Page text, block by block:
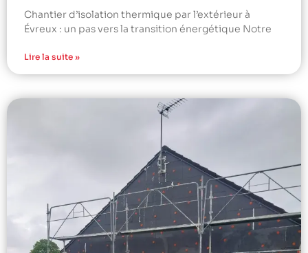
Chantier d’isolation thermique par l’extérieur à
Évreux : un pas vers la transition énergétique Notre
Lire la suite »